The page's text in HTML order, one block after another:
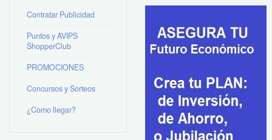
Contratar Publicidad
Puntos y AVIPS
ShopperClub
PROMOCIONES
Concursos y Sorteos
¿Como llegar?